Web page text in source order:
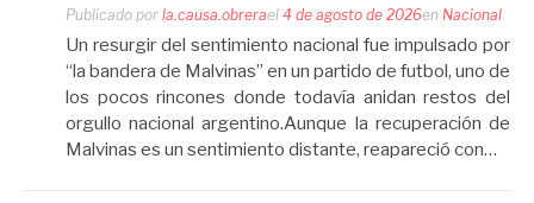
Publicado por la.causa.obrerael 4 de agosto de 2026en Nacional
Un resurgir del sentimiento nacional fue impulsado por
“la bandera de Malvinas” en un partido de futbol, uno de
los pocos rincones donde todavía anidan restos del
orgullo nacional argentino.Aunque la recuperación de
Malvinas es un sentimiento distante, reapareció con…